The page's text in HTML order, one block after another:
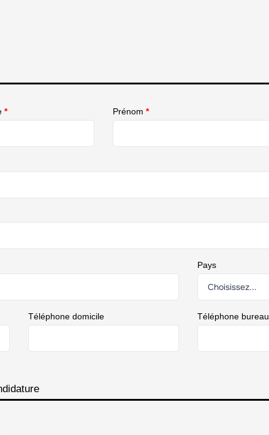
* Prénom *
Pays
Téléphone domicile Téléphone bureau